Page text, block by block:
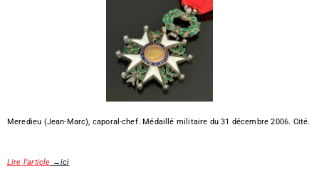
Meredieu (Jean-Marc), caporal-chef. Médaillé militaire du 31 décembre 2006. Cité.
Lire l’article →ici